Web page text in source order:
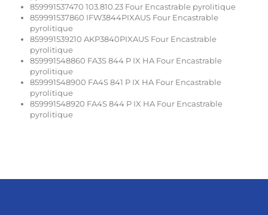
859991537470 103.810.23 Four Encastrable pyrolitique
859991537860 IFW3844PIXAUS Four Encastrable
pyrolitique
859991539210 AKP3840PIXAUS Four Encastrable
pyrolitique
859991548860 FA3S 844 P IX HA Four Encastrable
pyrolitique
859991548900 FA4S 841 P IX HA Four Encastrable
pyrolitique
859991548920 FA4S 844 P IX HA Four Encastrable
pyrolitique